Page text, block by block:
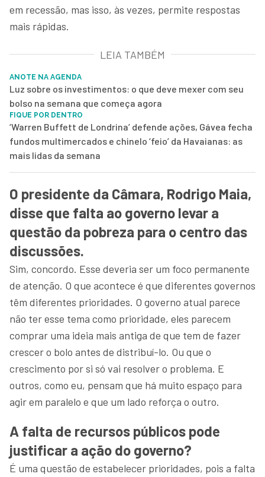
em recessão, mas isso, às vezes, permite respostas
mais rápidas.
LEIA TAMBÉM
ANOTE NA AGENDA
Luz sobre os investimentos: o que deve mexer com seu
bolso na semana que começa agora
FIQUE POR DENTRO
‘Warren Buffett de Londrina’ defende ações, Gávea fecha
fundos multimercados e chinelo ‘feio’ da Havaianas: as
mais lidas da semana
O presidente da Câmara, Rodrigo Maia,
disse que falta ao governo levar a
questão da pobreza para o centro das
discussões.
Sim, concordo. Esse deveria ser um foco permanente
de atenção. O que acontece é que diferentes governos
têm diferentes prioridades. O governo atual parece
não ter esse tema como prioridade, eles parecem
comprar uma ideia mais antiga de que tem de fazer
crescer o bolo antes de distribuí-lo. Ou que o
crescimento por si só vai resolver o problema. E
outros, como eu, pensam que há muito espaço para
agir em paralelo e que um lado reforça o outro.
A falta de recursos públicos pode
justificar a ação do governo?
É uma questão de estabelecer prioridades, pois a falta